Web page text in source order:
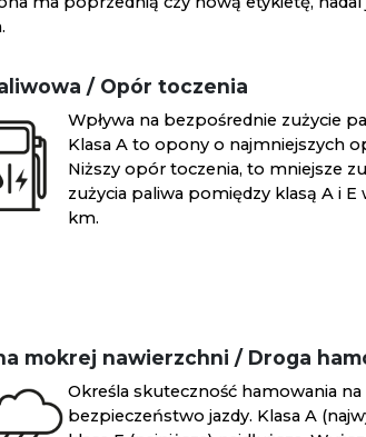
/ Opór toczenia
Wpływa na bezpośrednie zużycie
Klasa A to opony o najmniejszych
Niższy opór toczenia, to mniejsze
zużycia paliwa pomiędzy klasą A i
km.
mokrej nawierzchni / Droga
Określa skuteczność hamowania
bezpieczeństwo jazdy. Klasa A